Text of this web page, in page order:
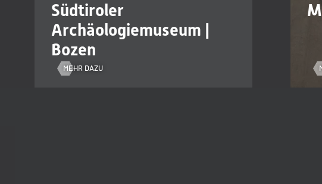
Südtiroler
Archäologiemuseum |
Bozen
MEHR DAZU